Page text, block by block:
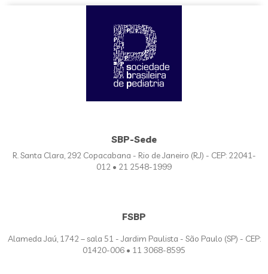
SBP-Sede
R. Santa Clara, 292 Copacabana - Rio de Janeiro (RJ) - CEP: 22041-
012 • 21 2548-1999
FSBP
Alameda Jaú, 1742 – sala 51 - Jardim Paulista - São Paulo (SP) - CEP:
01420-006 • 11 3068-8595